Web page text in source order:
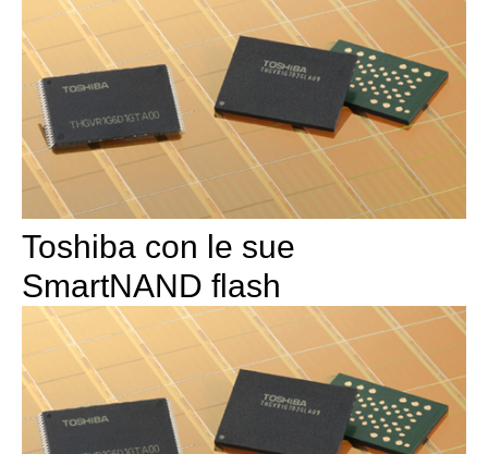
Toshiba con le sue
SmartNAND flash